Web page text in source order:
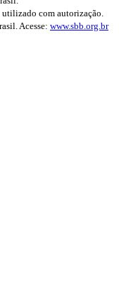
com autorização.
Acesse: www.sbb.org.br